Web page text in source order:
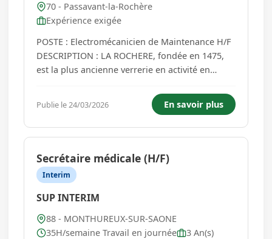
70 - Passavant-la-Rochère
Expérience exigée
POSTE : Electromécanicien de Maintenance H/F
DESCRIPTION : LA ROCHERE, fondée en 1475,
est la plus ancienne verrerie en activité en
en Haute-Saône, à la fois verrerie d'art et
verrerie industrielle, nous créons et fabriquons
des objets d'art d...
Publie le 24/03/2026 En savoir plus
Secrétaire médicale (H/F)
Interim
SUP INTERIM
88 - MONTHUREUX-SUR-SAONE
35H/semaine Travail en journée
3 An(s)